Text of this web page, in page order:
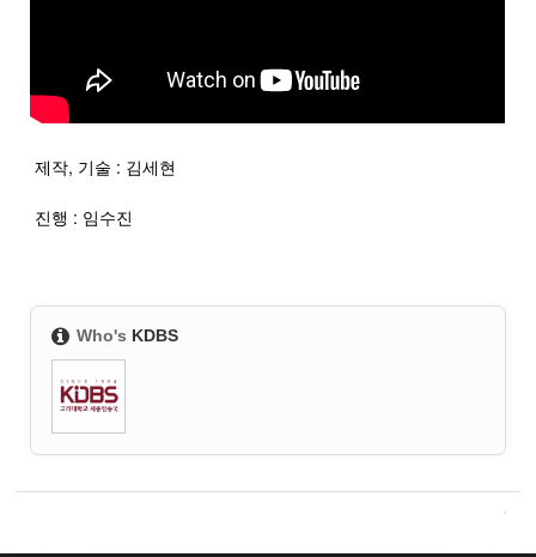
제작, 기술 : 김세현
진행 : 임수진
Who's KDBS